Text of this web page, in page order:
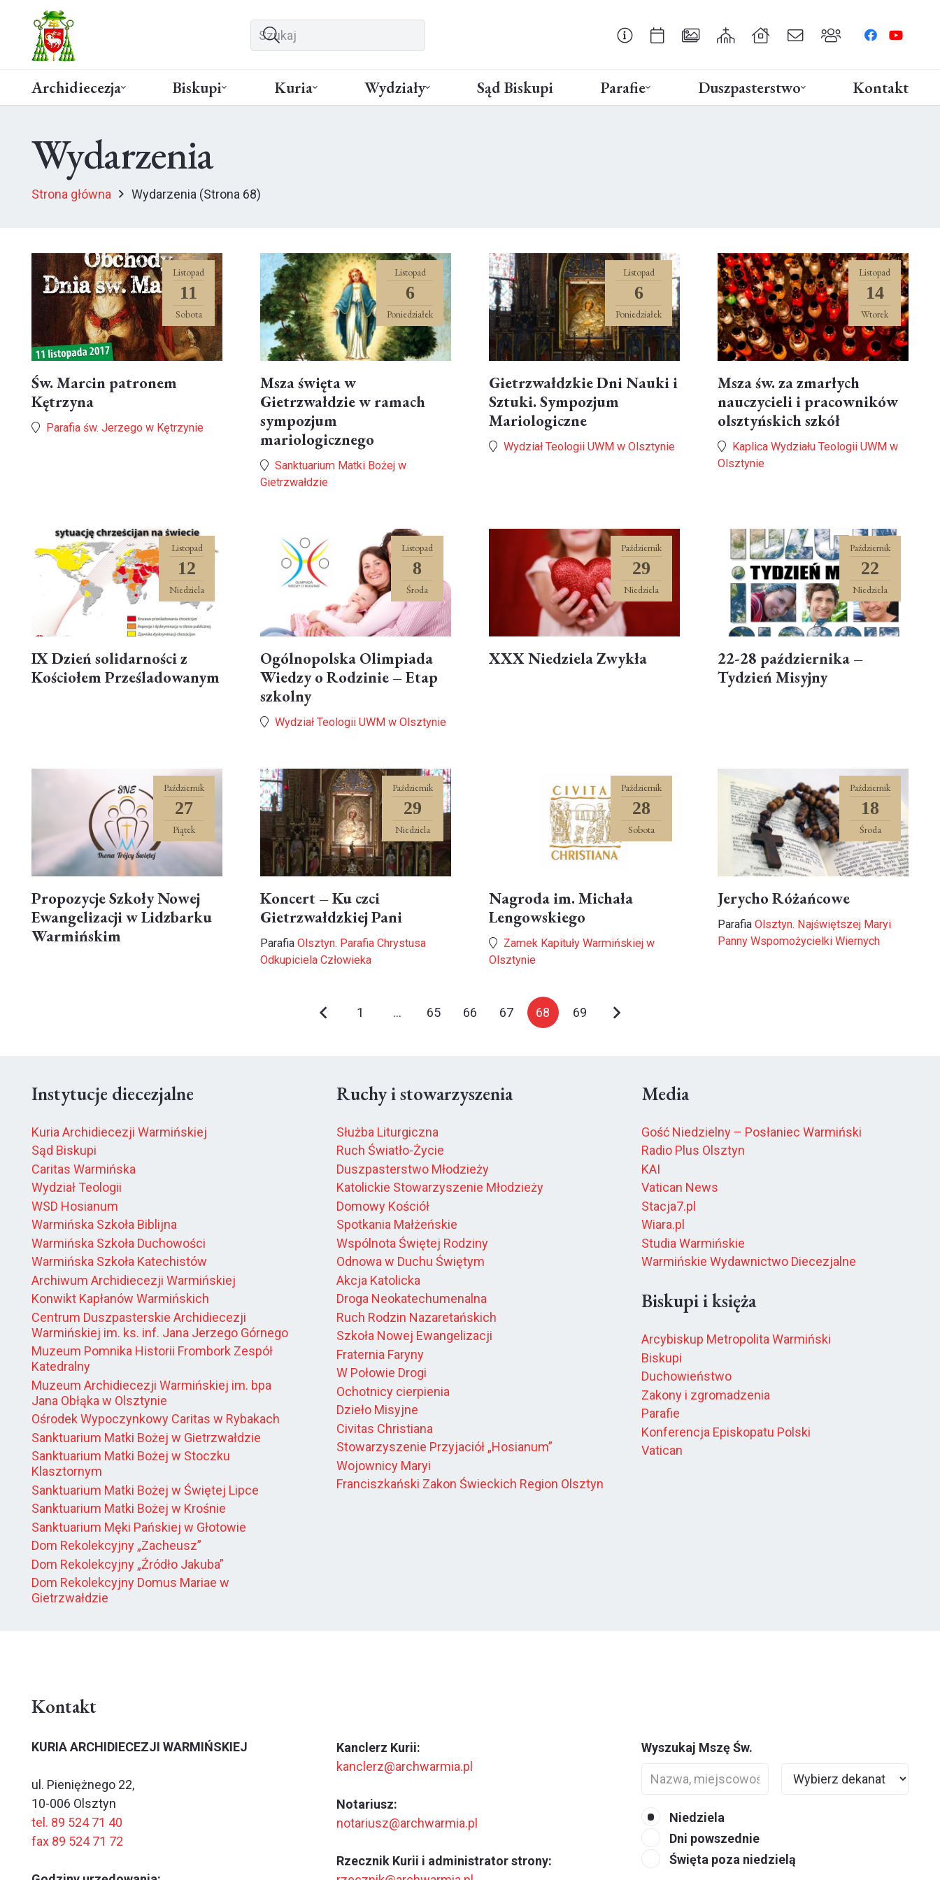
Archidiecezja Biskupi Kuria Wydziały Sąd Biskupi Parafie Duszpasterstwo Kontakt
Wydarzenia
Strona główna Wydarzenia (Strona 68)
Św. Marcin patronem
Kętrzyna
Parafia św. Jerzego w Kętrzynie
Listopad
11
Sobota
Msza święta w
Gietrzwałdzie w ramach
sympozjum
mariologicznego
Sanktuarium Matki Bożej w
Gietrzwałdzie
Listopad
6
Poniedziałek
Gietrzwałdzkie Dni Nauki i
Sztuki. Sympozjum
Mariologiczne
Wydział Teologii UWM w Olsztynie
Listopad
6
Poniedziałek
Msza św. za zmarłych
nauczycieli i pracowników
olsztyńskich szkół
Kaplica Wydziału Teologii UWM w
Olsztynie
Listopad
14
Wtorek
IX Dzień solidarności z
Kościołem Prześladowanym
Listopad
12
Niedziela
Ogólnopolska Olimpiada
Wiedzy o Rodzinie – Etap
szkolny
Wydział Teologii UWM w Olsztynie
Listopad
8
Środa
XXX Niedziela Zwykła
Październik
29
Niedziela
22-28 października –
Tydzień Misyjny
Październik
22
Niedziela
Propozycje Szkoły Nowej
Ewangelizacji w Lidzbarku
Warmińskim
Październik
27
Piątek
Koncert – Ku czci
Gietrzwałdzkiej Pani
Parafia Olsztyn. Parafia Chrystusa
Odkupiciela Człowieka
Październik
29
Niedziela
Nagroda im. Michała
Lengowskiego
Zamek Kapituły Warmińskiej w
Olsztynie
Październik
28
Sobota
Jerycho Różańcowe
Parafia Olsztyn. Najświętszej Maryi
Panny Wspomożycielki Wiernych
Październik
18
Środa
1 … 65 66 67 68 69
Instytucje diecezjalne
Kuria Archidiecezji Warmińskiej
Sąd Biskupi
Caritas Warmińska
Wydział Teologii
WSD Hosianum
Warmińska Szkoła Biblijna
Warmińska Szkoła Duchowości
Warmińska Szkoła Katechistów
Archiwum Archidiecezji Warmińskiej
Konwikt Kapłanów Warmińskich
Centrum Duszpasterskie Archidiecezji
Warmińskiej im. ks. inf. Jana Jerzego Górnego
Muzeum Pomnika Historii Frombork Zespół
Katedralny
Muzeum Archidiecezji Warmińskiej im. bpa
Jana Obłąka w Olsztynie
Ośrodek Wypoczynkowy Caritas w Rybakach
Sanktuarium Matki Bożej w Gietrzwałdzie
Sanktuarium Matki Bożej w Stoczku
Klasztornym
Sanktuarium Matki Bożej w Świętej Lipce
Sanktuarium Matki Bożej w Krośnie
Sanktuarium Męki Pańskiej w Głotowie
Dom Rekolekcyjny „Zacheusz”
Dom Rekolekcyjny „Źródło Jakuba”
Dom Rekolekcyjny Domus Mariae w
Gietrzwałdzie
Ruchy i stowarzyszenia
Służba Liturgiczna
Ruch Światło-Życie
Duszpasterstwo Młodzieży
Katolickie Stowarzyszenie Młodzieży
Domowy Kościół
Spotkania Małżeńskie
Wspólnota Świętej Rodziny
Odnowa w Duchu Świętym
Akcja Katolicka
Droga Neokatechumenalna
Ruch Rodzin Nazaretańskich
Szkoła Nowej Ewangelizacji
Fraternia Faryny
W Połowie Drogi
Ochotnicy cierpienia
Dzieło Misyjne
Civitas Christiana
Stowarzyszenie Przyjaciół „Hosianum”
Wojownicy Maryi
Franciszkański Zakon Świeckich Region Olsztyn
Media
Gość Niedzielny – Posłaniec Warmiński
Radio Plus Olsztyn
KAI
Vatican News
Stacja7.pl
Wiara.pl
Studia Warmińskie
Warmińskie Wydawnictwo Diecezjalne
Biskupi i księża
Arcybiskup Metropolita Warmiński
Biskupi
Duchowieństwo
Zakony i zgromadzenia
Parafie
Konferencja Episkopatu Polski
Vatican
Kontakt
KURIA ARCHIDIECEZJI WARMIŃSKIEJ
ul. Pieniężnego 22,
10-006 Olsztyn
tel. 89 524 71 40
fax 89 524 71 72
Kanclerz Kurii:
kanclerz@archwarmia.pl
Notariusz:
notariusz@archwarmia.pl
Rzecznik Kurii i administrator strony:
Wyszukaj Mszę Św.
Niedziela
Dni powszednie
Święta poza niedzielą